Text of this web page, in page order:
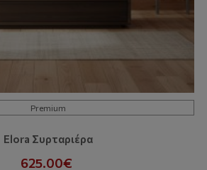
Premium
Elora Συρταριέρα
625.00€